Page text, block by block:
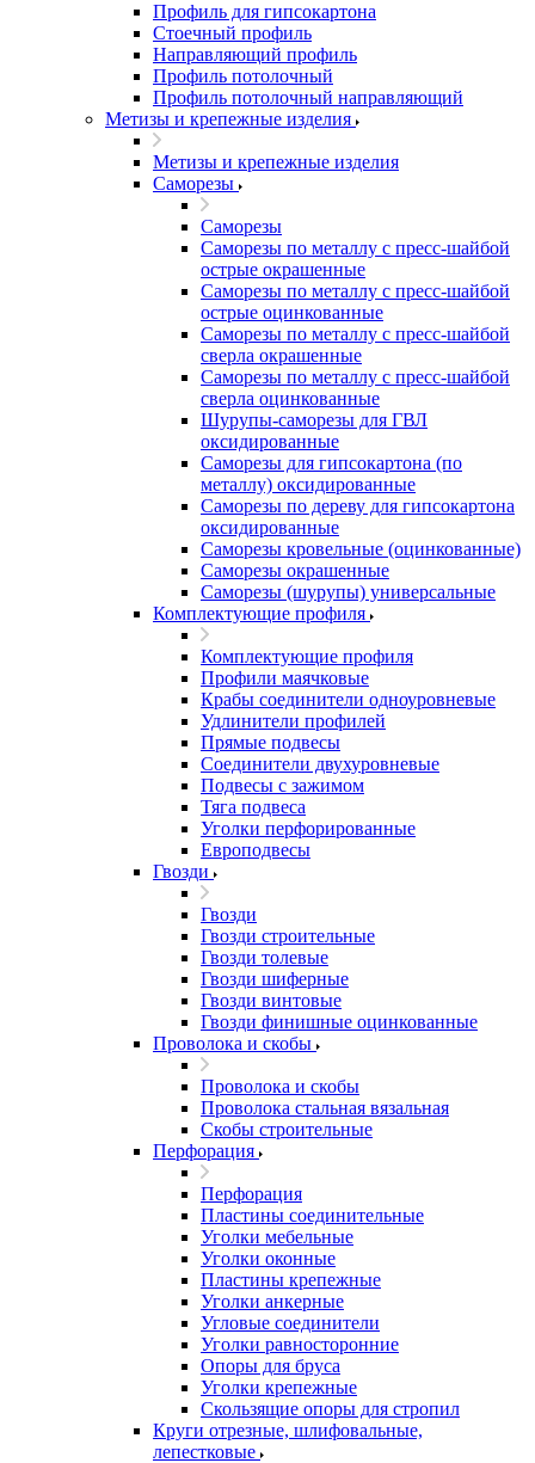
Профиль для гипсокартона
Стоечный профиль
Направляющий профиль
Профиль потолочный
Профиль потолочный направляющий
Метизы и крепежные изделия
Метизы и крепежные изделия
Саморезы
Саморезы
Саморезы по металлу с пресс-шайбой
острые окрашенные
Саморезы по металлу с пресс-шайбой
острые оцинкованные
Саморезы по металлу с пресс-шайбой
сверла окрашенные
Саморезы по металлу с пресс-шайбой
сверла оцинкованные
Шурупы-саморезы для ГВЛ
оксидированные
Саморезы для гипсокартона (по
металлу) оксидированные
Саморезы по дереву для гипсокартона
оксидированные
Саморезы кровельные (оцинкованные)
Саморезы окрашенные
Саморезы (шурупы) универсальные
Комплектующие профиля
Комплектующие профиля
Профили маячковые
Крабы соединители одноуровневые
Удлинители профилей
Прямые подвесы
Соединители двухуровневые
Подвесы с зажимом
Тяга подвеса
Уголки перфорированные
Европодвесы
Гвозди
Гвозди
Гвозди строительные
Гвозди толевые
Гвозди шиферные
Гвозди винтовые
Гвозди финишные оцинкованные
Проволока и скобы
Проволока и скобы
Проволока стальная вязальная
Скобы строительные
Перфорация
Перфорация
Пластины соединительные
Уголки мебельные
Уголки оконные
Пластины крепежные
Уголки анкерные
Угловые соединители
Уголки равносторонние
Опоры для бруса
Уголки крепежные
Скользящие опоры для стропил
Круги отрезные, шлифовальные,
лепестковые